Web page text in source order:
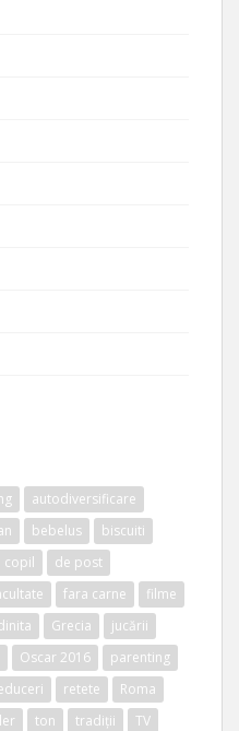
autodiversificare
bebelus
biscuiti
copil
de post
fara carne
filme
Grecia
jucării
Oscar 2016
parenting
retete
Roma
ton tradiții
TV